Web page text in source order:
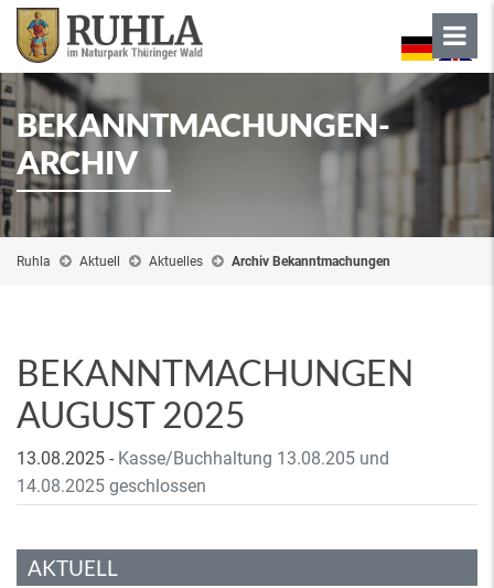
BEKANNTMACHUNGEN-
ARCHIV
Ruhla Aktuell Aktuelles Archiv Bekanntmachungen
BEKANNTMACHUNGEN
AUGUST 2025
13.08.2025 - Kasse/Buchhaltung 13.08.205 und
14.08.2025 geschlossen
AKTUELL